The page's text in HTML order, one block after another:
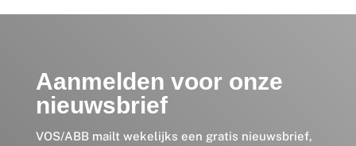
Aanmelden voor onze
nieuwsbrief
VOS/ABB mailt wekelijks een gratis nieuwsbrief,